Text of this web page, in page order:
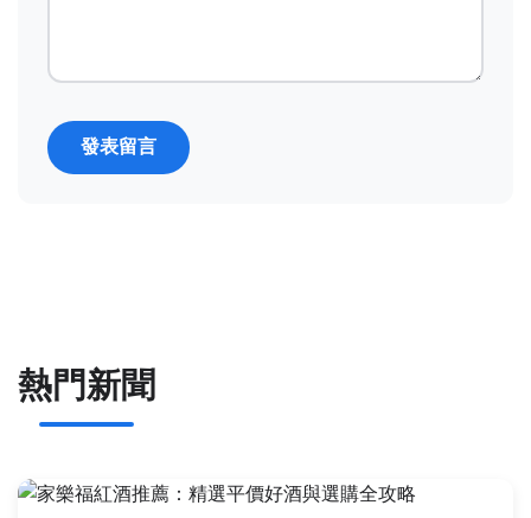
發表留言
熱門新聞